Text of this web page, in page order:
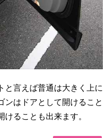
と言えば普通は大きく上に
ンはドアとして開けること
けることも出来ます。